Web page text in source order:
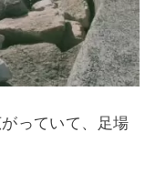
っていて、足場